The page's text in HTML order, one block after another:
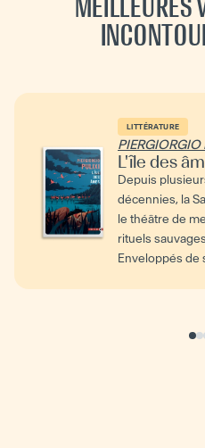
LITTÉRATURE
PIERGIORGIO
L'île des
Depuis
décennies, la
le théâtre de
rituels
Enveloppés de